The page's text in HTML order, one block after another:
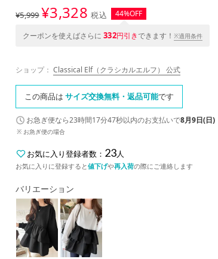
¥5,999¥3,328 税込 44%OFF
クーポンを使えばさらに 332円引きできます！ ※適用条件
ショップ： Classical Elf（クラシカルエルフ） 公式
この商品は サイズ交換無料・返品可能です
お急ぎ便なら23時間17分46秒以内のお支払いで8月9日(日)
※ お急ぎ便の場合
お気に入り登録者数： 23 人
お気に入りに登録すると値下げや再入荷の際にご連絡します
バリエーション